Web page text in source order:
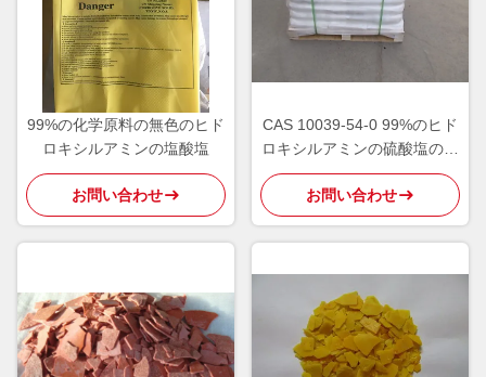
99%の化学原料の無色のヒド
ロキシルアミンの塩酸塩
お問い合わせ
CAS 10039-54-0 99%のヒド
ロキシルアミンの硫酸塩の白
い水晶粉
お問い合わせ